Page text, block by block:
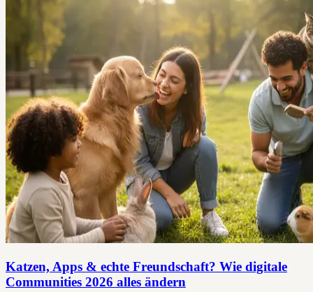
Katzen, Apps & echte Freundschaft? Wie digitale
Communities 2026 alles ändern